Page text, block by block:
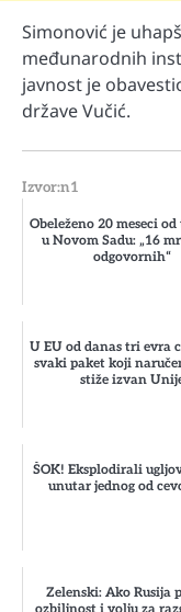
Simonović je
međunarodnih
javnost je
države Vučić.
Izvor:n1
Obeleženo 20 meseci
u Novom Sadu: „16
odgovornih“
U EU od danas tri evra
svaki paket koji
stiže izvan
ŠOK! Eksplodirali
unutar jednog od
Zelenski: Ako Rusija